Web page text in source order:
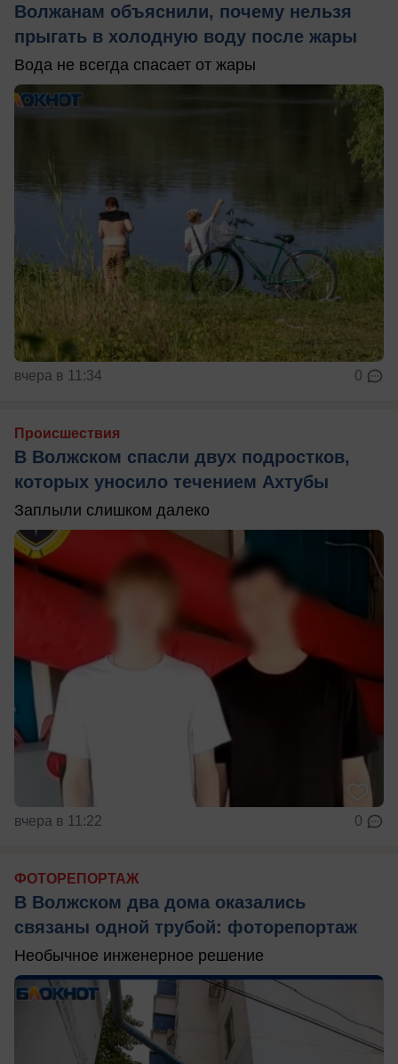
Волжанам объяснили, почему нельзя
прыгать в холодную воду после жары
Вода не всегда спасает от жары
вчера в 11:34 0
Происшествия
В Волжском спасли двух подростков,
которых уносило течением Ахтубы
Заплыли слишком далеко
вчера в 11:22 0
ФОТОРЕПОРТАЖ
В Волжском два дома оказались
связаны одной трубой: фоторепортаж
Необычное инженерное решение